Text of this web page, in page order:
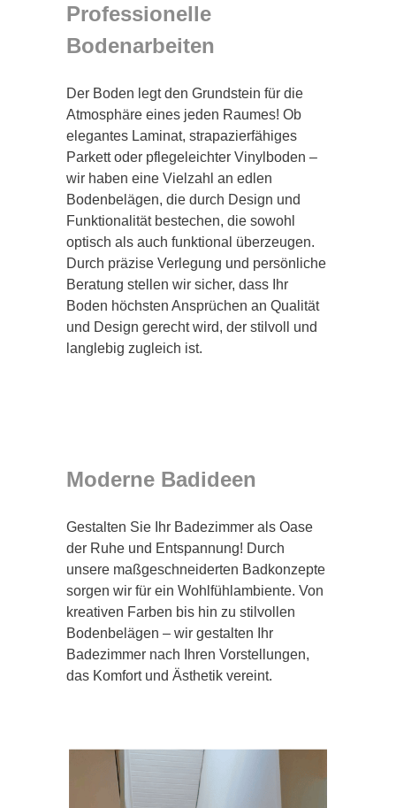
Professionelle
Bodenarbeiten
Der Boden legt den Grundstein für die
Atmosphäre eines jeden Raumes! Ob
elegantes Laminat, strapazierfähiges
Parkett oder pflegeleichter Vinylboden –
wir haben eine Vielzahl an edlen
Bodenbelägen, die durch Design und
Funktionalität bestechen, die sowohl
optisch als auch funktional überzeugen.
Durch präzise Verlegung und persönliche
Beratung stellen wir sicher, dass Ihr
Boden höchsten Ansprüchen an Qualität
und Design gerecht wird, der stilvoll und
langlebig zugleich ist.
Moderne Badideen
Gestalten Sie Ihr Badezimmer als Oase
der Ruhe und Entspannung! Durch
unsere maßgeschneiderten Badkonzepte
sorgen wir für ein Wohlfühlambiente. Von
kreativen Farben bis hin zu stilvollen
Bodenbelägen – wir gestalten Ihr
Badezimmer nach Ihren Vorstellungen,
das Komfort und Ästhetik vereint.